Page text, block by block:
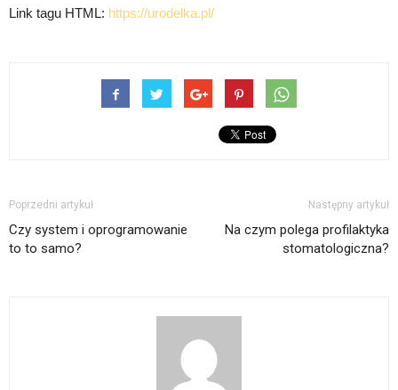
Link tagu HTML: https://urodelka.pl/
Poprzedni artykuł
Czy system i oprogramowanie
to to samo?
Następny artykuł
Na czym polega profilaktyka
stomatologiczna?